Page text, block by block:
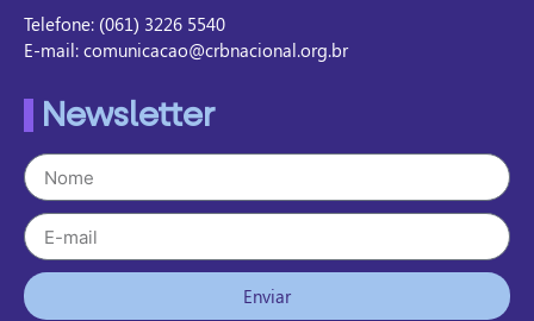
Telefone: (061) 3226 5540
E-mail: comunicacao@crbnacional.org.br
Newsletter
Enviar